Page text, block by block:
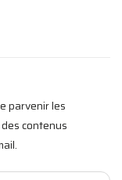
parvenir les
contenus